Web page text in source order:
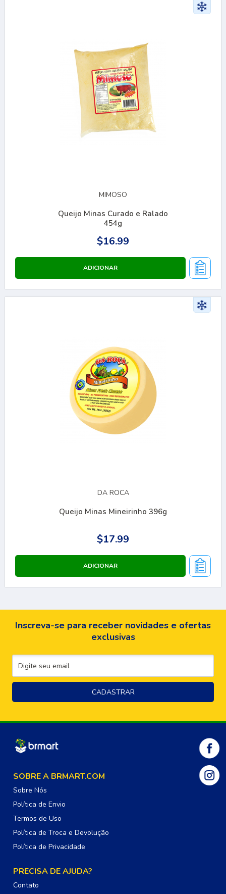
MIMOSO
Queijo Minas Curado e Ralado
454g
$16.99
DA ROCA
Queijo Minas Mineirinho 396g
$17.99
Inscreva-se para receber novidades e ofertas
exclusivas
SOBRE A BRMART.COM
Sobre Nós
Política de Envio
Termos de Uso
Política de Troca e Devolução
Política de Privacidade
PRECISA DE AJUDA?
Contato